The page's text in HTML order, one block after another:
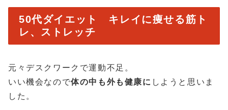
50代ダイエット キレイに痩せる筋ト
レ、ストレッチ
元々デスクワークで運動不足。
いい機会なので体の中も外も健康に しようと思いま
した。